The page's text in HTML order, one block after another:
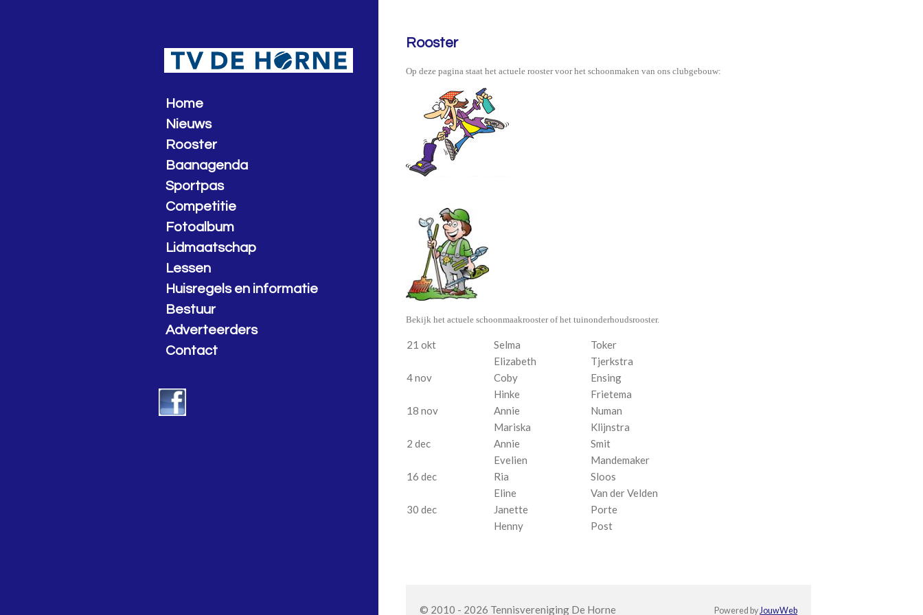
Rooster
Op deze pagina staat het actuele rooster voor het schoonmaken van ons clubgebouw:
Bekijk het actuele schoonmaakrooster of het tuinonderhoudsrooster.
21 okt Selma
Toker
Elizabeth
Tjerkstra
4 nov
Coby
Ensing
Hinke
Frietema
18 nov
Annie
Numan
Mariska
Klijnstra
2 dec
Annie
Smit
Evelien
Mandemaker
16 dec
Ria
Sloos
Eline
Van der Velden
30 dec
Janette
Porte
Henny
Post
© 2010 - 2026 Tennisvereniging De Horne Powered by JouwWeb
Home
Nieuws
Rooster
Baanagenda
Sportpas
Competitie
Fotoalbum
Lidmaatschap
Lessen
Huisregels en informatie
Bestuur
Adverteerders
Contact